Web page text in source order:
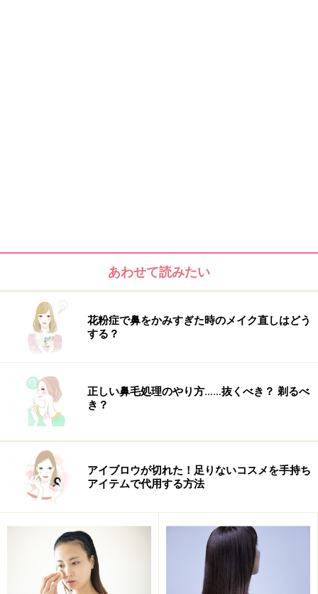
２つめは、のりをつける、つけまつ毛のベース部分をや
わらかくすること。つける前に、指でつまんで3～4回“ぐ
にゅぐにゅ”と動かし、ベースを柔らかくしておけば目に
フィットしやすくなります。
3つめは、自分のまつげとつけまつ毛のベースを、どこ
か一箇所でも重なるようにつけること。つながっていれ
ば、違和感はあまり出ません。
毛をつける練習をしてみてください。回数を重ねるうち
に必ず上手になります。そして慣れたらフルタイプにも
挑戦してみてくださいね。
あわせて読みたい
花粉症で鼻をかみすぎた時のメイク直しはどう
する？
正しい鼻毛処理のやり方……抜くべき？ 剃るべ
き？
アイブロウが切れた！足りないコスメを手持ち
アイテムで代用する方法